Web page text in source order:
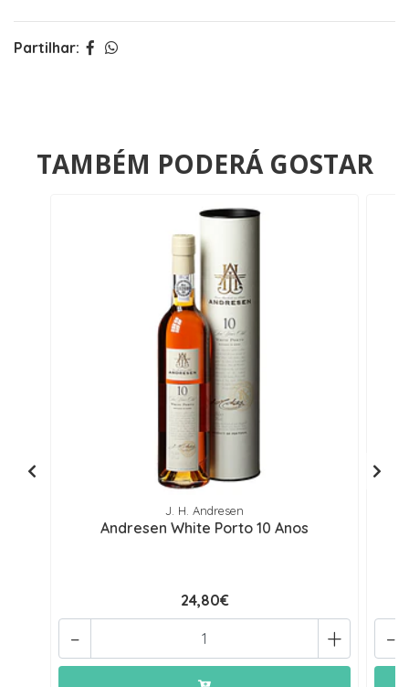
Partilhar:
TAMBÉM PODERÁ GOSTAR
J. H. Andresen
Andresen White Porto 10 Anos
24,80€
+
- -